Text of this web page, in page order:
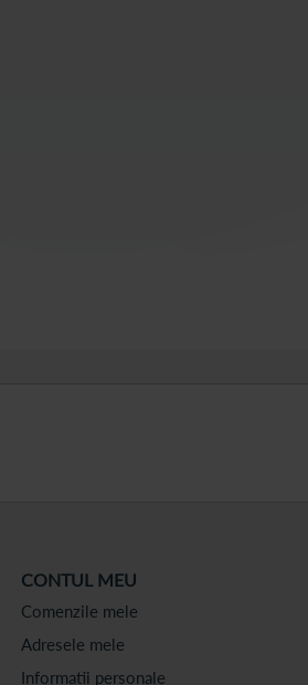
CONTUL MEU
Comenzile mele
Adresele mele
Informatii personale